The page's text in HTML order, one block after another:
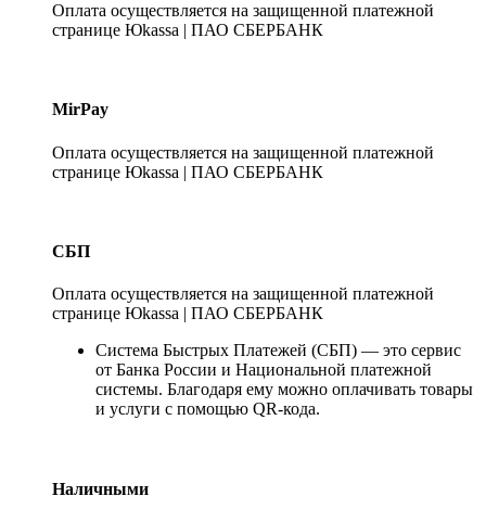
Оплата осуществляется на защищенной платежной
странице Юkassa | ПАО СБЕРБАНК
MirPay
Оплата осуществляется на защищенной платежной
странице Юkassa | ПАО СБЕРБАНК
СБП
Оплата осуществляется на защищенной платежной
странице Юkassa | ПАО СБЕРБАНК
Система Быстрых Платежей (СБП) — это сервис
от Банка России и Национальной платежной
системы. Благодаря ему можно оплачивать товары
и услуги с помощью QR-кода.
Наличными